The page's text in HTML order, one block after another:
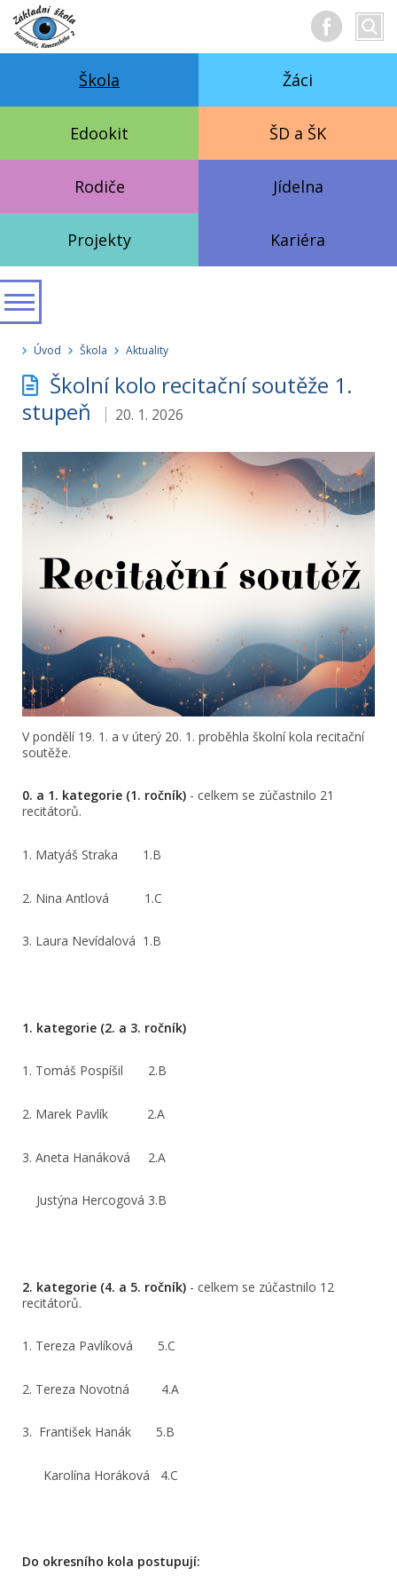
text
Škola Žáci
Edookit ŠD a ŠK
Rodiče Jídelna
Projekty Kariéra
Úvod Škola Aktuality
Školní kolo recitační soutěže 1.
stupeň
20. 1. 2026
V pondělí 19. 1. a v úterý 20. 1. proběhla školní kola recitační
soutěže.
0. a 1. kategorie (1. ročník) - celkem se zúčastnilo 21
recitátorů.
1. Matyáš Straka 1.B
2. Nina Antlová 1.C
3. Laura Nevídalová 1.B
1. kategorie (2. a 3. ročník)
1. Tomáš Pospíšil 2.B
2. Marek Pavlík 2.A
3. Aneta Hanáková 2.A
Justýna Hercogová 3.B
2. kategorie (4. a 5. ročník) - celkem se zúčastnilo 12
recitátorů.
1. Tereza Pavlíková 5.C
2. Tereza Novotná 4.A
3. František Hanák 5.B
Karolína Horáková 4.C
Do okresního kola postupují: